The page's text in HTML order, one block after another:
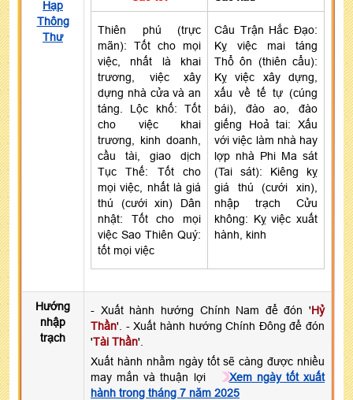
Hạp
Thông
Thư
Thiên phú (trực
mãn): Tốt cho mọi
việc, nhất là khai
trương, việc xây
dựng nhà cửa và an
táng. Lộc khố: Tốt
cho việc khai
trương, kinh doanh,
cầu tài, giao dịch
Tục Thế: Tốt cho
mọi việc, nhất là giá
thú (cưới xin) Dân
nhật: Tốt cho mọi
việc Sao Thiên Quý:
tốt mọi việc
Câu Trận Hắc Đạo:
Kỵ việc mai táng
Thổ ôn (thiên cẩu):
Kỵ việc xây dựng,
xấu về tế tự (cúng
bái), đào ao, đào
giếng Hoả tai: Xấu
với việc làm nhà hay
lợp nhà Phi Ma sát
(Tai sát): Kiêng kỵ
giá thú (cưới xin),
nhập trạch Cửu
không: Kỵ việc xuất
hành, kinh
Hướng
nhập
trạch
- Xuất hành hướng Chính Nam để đón 'Hỷ
Thần'. - Xuất hành hướng Chính Đông để đón
'Tài Thần'.
Xuất hành nhằm ngày tốt sẽ càng được nhiều
may mắn và thuận lợi
Xem ngày tốt xuất
hành trong tháng 7 năm 2025